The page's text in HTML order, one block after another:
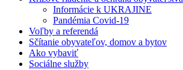
Informácie k UKRAJINE
Pandémia Covid-19
Voľby a referendá
Sčítanie obyvateľov, domov a bytov
Ako vybaviť
Sociálne služby